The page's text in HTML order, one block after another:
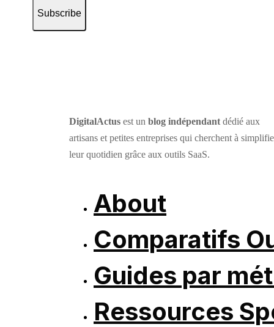
Subscribe
DigitalActus est un blog indépendant dédié aux
artisans et petites entreprises qui cherchent à
leur quotidien grâce aux outils SaaS.
About
Comparatifs
Guides par
Ressources